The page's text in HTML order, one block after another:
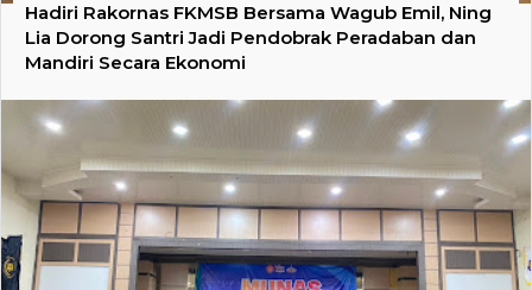
Hadiri Rakornas FKMSB Bersama Wagub Emil, Ning
Lia Dorong Santri Jadi Pendobrak Peradaban dan
Mandiri Secara Ekonomi